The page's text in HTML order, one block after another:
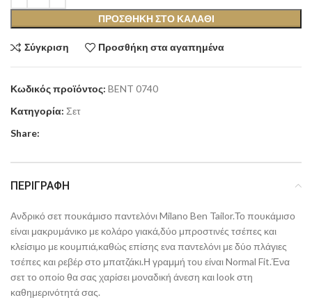
ΠΡΟΣΘΉΚΗ ΣΤΟ ΚΑΛΆΘΙ
Σύγκριση Προσθήκη στα αγαπημένα
Κωδικός προϊόντος: BENT 0740
Κατηγορία: Σετ
Share:
ΠΕΡΙΓΡΑΦΉ
Ανδρικό σετ πουκάμισο παντελόνι Milano Ben Tailor.Το πουκάμισο
είναι μακρυμάνικο με κολάρο γιακά,δύο μπροστινές τσέπες και
κλείσιμο με κουμπιά,καθώς επίσης ενα παντελόνι με δύο πλάγιες
τσέπες και ρεβέρ στο μπατζάκι.Η γραμμή του είναι Normal Fit.Ένα
σετ το οποίο θα σας χαρίσει μοναδική άνεση και look στη
καθημερινότητά σας.